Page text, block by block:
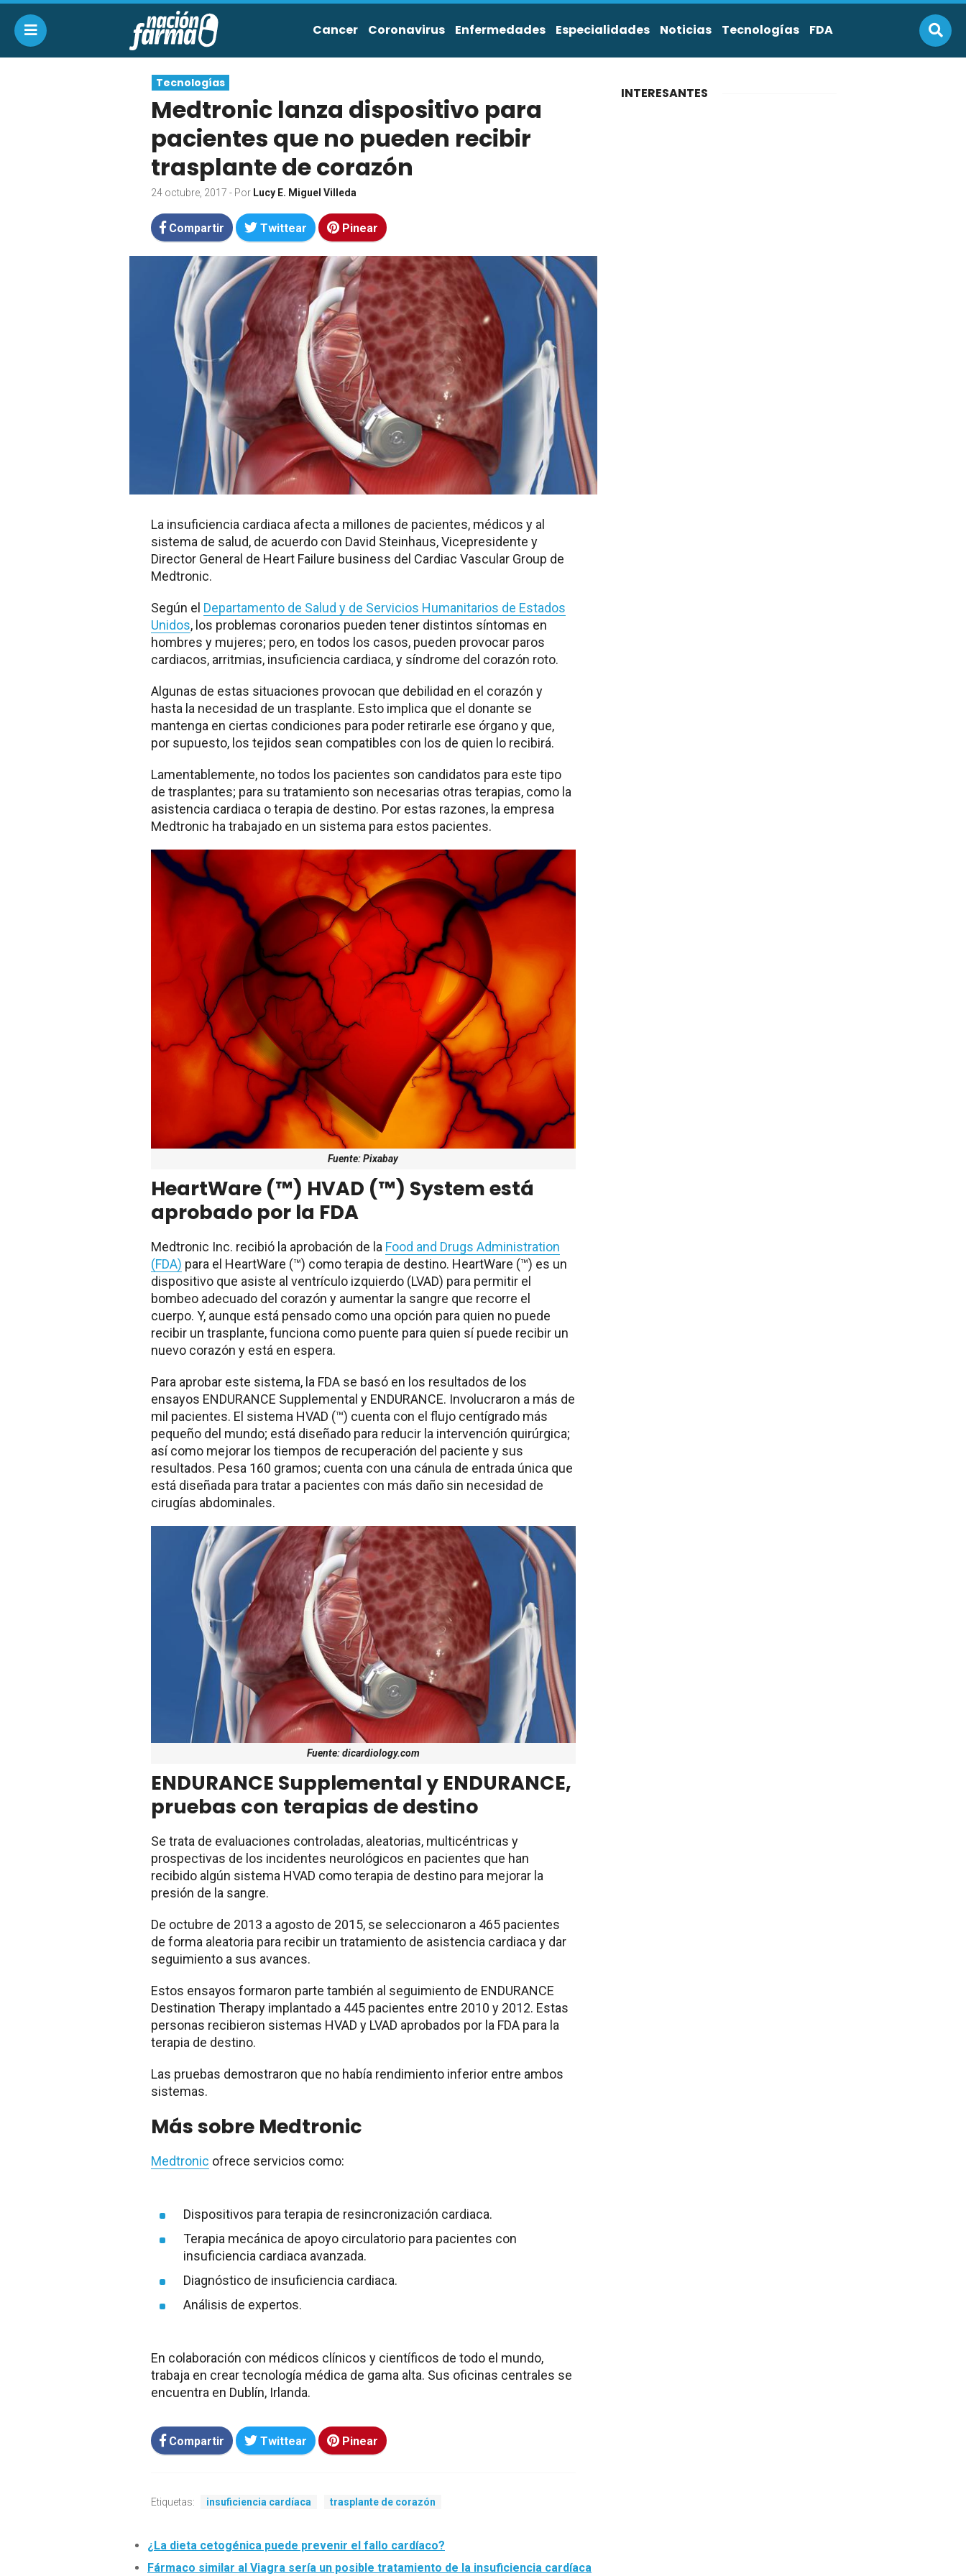
Cancer Coronavirus Enfermedades Especialidades Noticias Tecnologías FDA
Tecnologías
Medtronic lanza dispositivo para
pacientes que no pueden recibir
trasplante de corazón
24 octubre, 2017 - Por Lucy E. Miguel Villeda
Compartir Twittear Pinear
La insuficiencia cardiaca afecta a millones de pacientes, médicos y al
sistema de salud, de acuerdo con David Steinhaus, Vicepresidente y
Director General de Heart Failure business del Cardiac Vascular Group de
Medtronic.
Según el Departamento de Salud y de Servicios Humanitarios de Estados
Unidos, los problemas coronarios pueden tener distintos síntomas en
hombres y mujeres; pero, en todos los casos, pueden provocar paros
cardiacos, arritmias, insuficiencia cardiaca, y síndrome del corazón roto.
Algunas de estas situaciones provocan que debilidad en el corazón y
hasta la necesidad de un trasplante. Esto implica que el donante se
mantenga en ciertas condiciones para poder retirarle ese órgano y que,
por supuesto, los tejidos sean compatibles con los de quien lo recibirá.
Lamentablemente, no todos los pacientes son candidatos para este tipo
de trasplantes; para su tratamiento son necesarias otras terapias, como la
asistencia cardiaca o terapia de destino. Por estas razones, la empresa
Medtronic ha trabajado en un sistema para estos pacientes.
Fuente: Pixabay
HeartWare (™) HVAD (™) System está
aprobado por la FDA
Medtronic Inc. recibió la aprobación de la Food and Drugs Administration
(FDA) para el HeartWare (™) como terapia de destino. HeartWare (™) es un
dispositivo que asiste al ventrículo izquierdo (LVAD) para permitir el
bombeo adecuado del corazón y aumentar la sangre que recorre el
cuerpo. Y, aunque está pensado como una opción para quien no puede
recibir un trasplante, funciona como puente para quien sí puede recibir un
nuevo corazón y está en espera.
Para aprobar este sistema, la FDA se basó en los resultados de los
ensayos ENDURANCE Supplemental y ENDURANCE. Involucraron a más de
mil pacientes. El sistema HVAD (™) cuenta con el flujo centígrado más
pequeño del mundo; está diseñado para reducir la intervención quirúrgica;
así como mejorar los tiempos de recuperación del paciente y sus
resultados. Pesa 160 gramos; cuenta con una cánula de entrada única que
está diseñada para tratar a pacientes con más daño sin necesidad de
cirugías abdominales.
Fuente: dicardiology.com
ENDURANCE Supplemental y ENDURANCE,
pruebas con terapias de destino
Se trata de evaluaciones controladas, aleatorias, multicéntricas y
prospectivas de los incidentes neurológicos en pacientes que han
recibido algún sistema HVAD como terapia de destino para mejorar la
presión de la sangre.
De octubre de 2013 a agosto de 2015, se seleccionaron a 465 pacientes
de forma aleatoria para recibir un tratamiento de asistencia cardiaca y dar
seguimiento a sus avances.
Estos ensayos formaron parte también al seguimiento de ENDURANCE
Destination Therapy implantado a 445 pacientes entre 2010 y 2012. Estas
personas recibieron sistemas HVAD y LVAD aprobados por la FDA para la
terapia de destino.
Las pruebas demostraron que no había rendimiento inferior entre ambos
sistemas.
Más sobre Medtronic
Medtronic ofrece servicios como:
Dispositivos para terapia de resincronización cardiaca.
Terapia mecánica de apoyo circulatorio para pacientes con
insuficiencia cardiaca avanzada.
Diagnóstico de insuficiencia cardiaca.
Análisis de expertos.
En colaboración con médicos clínicos y científicos de todo el mundo,
trabaja en crear tecnología médica de gama alta. Sus oficinas centrales se
encuentra en Dublín, Irlanda.
Compartir Twittear Pinear
Etiquetas: insuficiencia cardíaca trasplante de corazón
¿La dieta cetogénica puede prevenir el fallo cardíaco?
Fármaco similar al Viagra sería un posible tratamiento de la insuficiencia cardíaca
INTERESANTES